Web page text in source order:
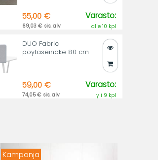
55,00 €
69,03 € sis. alv
Varasto:
alle 10 kpl
DUO Fabric
pöytäseinäke 80 cm
59,00 €
74,05 € sis. alv
Varasto:
yli 9 kpl
Kampanja